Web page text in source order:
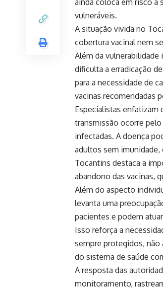
vulneráveis.
A situação vivida no
cobertura vacinal nem
Além da
dificulta a erradicação
para a necessidade de
vacinas recomendadas
Especialistas enfatizam
transmissão ocorre
infectadas. A doença
adultos sem
Tocantins destaca a
abandono das vacinas,
Além do aspecto
levanta uma
pacientes e podem
Isso reforça a
sempre protegidos, não
do sistema de saúde
A resposta das
monitoramento,